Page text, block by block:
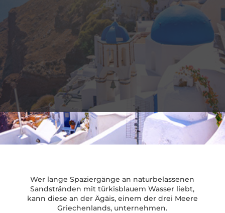
Wer lange Spaziergänge an naturbelassenen
Sandstränden mit türkisblauem Wasser liebt,
kann diese an der Ägäis, einem der drei Meere
Griechenlands, unternehmen.